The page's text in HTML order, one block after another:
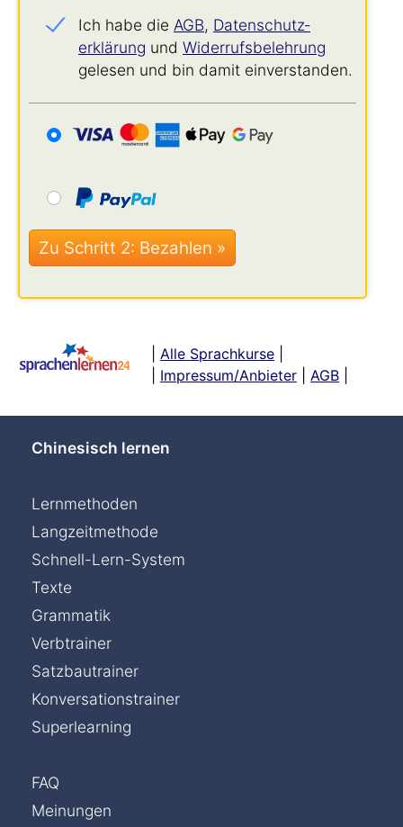
Ich habe die AGB, Datenschutz­
erklärung und Widerrufs­belehrung
gelesen und bin damit einverstanden.
Alle Sprachkurse
Impressum/Anbieter AGB
Chinesisch lernen
Lernmethoden
Langzeitmethode
Schnell-Lern-System
Texte
Grammatik
Verbtrainer
Satzbautrainer
Konversationstrainer
Superlearning
FAQ
Meinungen